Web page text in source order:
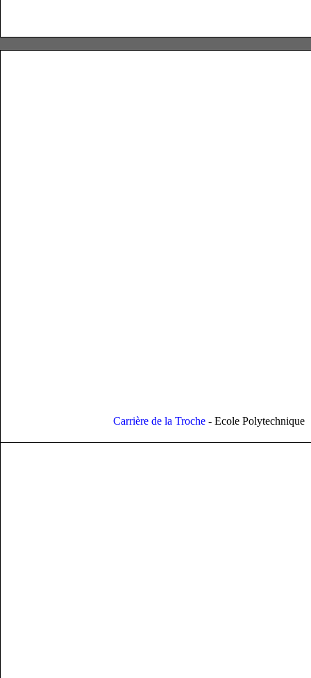
Carrière de la Troche- Ecole Polytechnique